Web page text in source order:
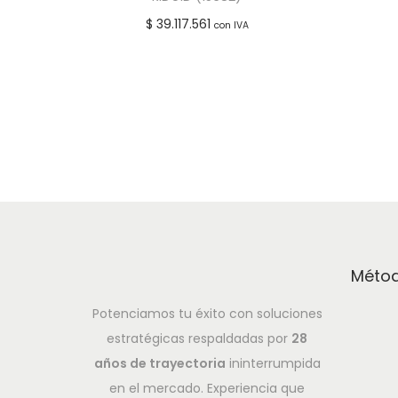
$ 39.117.561 con IVA
Potenciamos tu éxito con soluciones
estratégicas respaldadas por 28
años de trayectoria ininterrumpida
en el mercado. Experiencia que